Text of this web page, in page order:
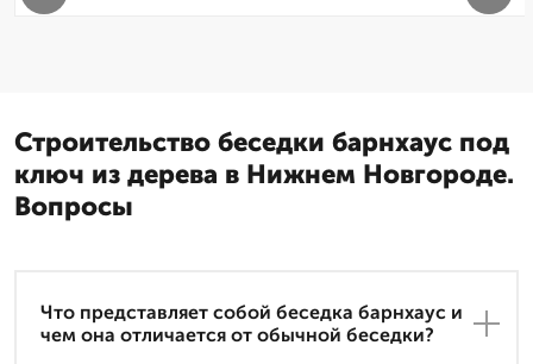
Строительство беседки барнхаус под
ключ из дерева в Нижнем Новгороде.
Вопросы
Что представляет собой беседка барнхаус и
чем она отличается от обычной беседки?